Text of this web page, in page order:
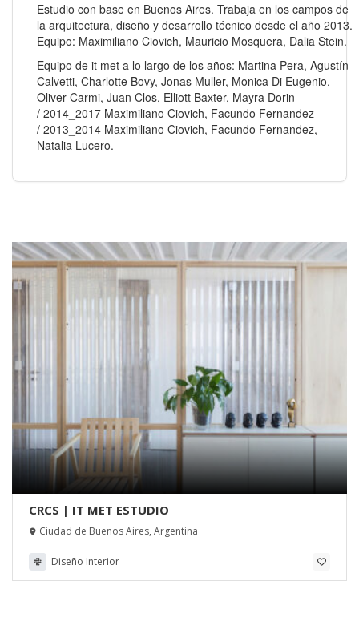
Estudio con base en Buenos Aires. Trabaja en los campos de
la arquitectura, diseño y desarrollo técnico desde el año 2013.
Equipo: Maximiliano Ciovich, Mauricio Mosquera, Dalia Stein.
Equipo de it met a lo largo de los años: Martina Pera, Agustín
Calvetti, Charlotte Bovy, Jonas Muller, Monica Di Eugenio,
Oliver Carmi, Juan Clos, Elliott Baxter, Mayra Dorin
/ 2014_2017 Maximiliano Ciovich, Facundo Fernandez
/ 2013_2014 Maximiliano Ciovich, Facundo Fernandez,
Natalia Lucero.
CRCS | IT MET ESTUDIO
Ciudad de Buenos Aires, Argentina
Diseño Interior